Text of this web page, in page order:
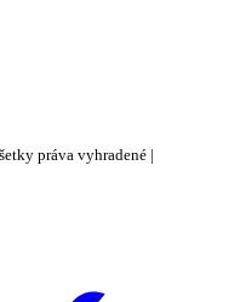
práva vyhradené |